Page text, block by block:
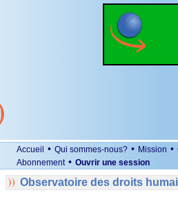
Accueil • Qui sommes-nous? • Mission •
Abonnement • Ouvrir une session
Observatoire des droits